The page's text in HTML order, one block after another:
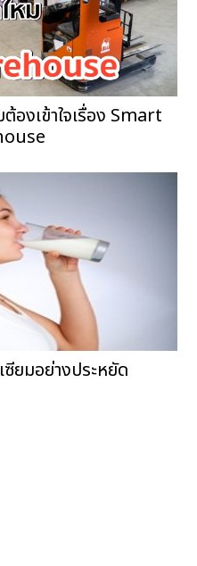
องเข้าใจเรื่อง Smart
ยมอย่างประหยัด